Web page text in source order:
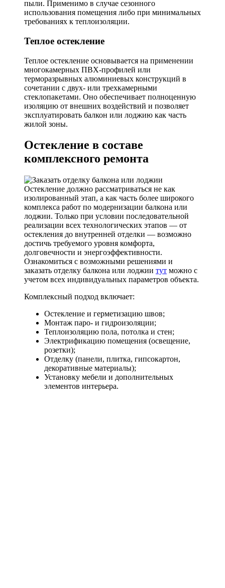
пыли. Применимо в случае сезонного
использования помещения либо при минимальных
требованиях к теплоизоляции.
Теплое остекление
Теплое остекление основывается на применении
многокамерных ПВХ-профилей или
терморазрывных алюминиевых конструкций в
сочетании с двух- или трехкамерными
стеклопакетами. Оно обеспечивает полноценную
изоляцию от внешних воздействий и позволяет
эксплуатировать балкон или лоджию как часть
жилой зоны.
Остекление в составе
комплексного ремонта
Остекление должно рассматриваться не как
изолированный этап, а как часть более широкого
комплекса работ по модернизации балкона или
лоджии. Только при условии последовательной
реализации всех технологических этапов — от
остекления до внутренней отделки — возможно
достичь требуемого уровня комфорта,
долговечности и энергоэффективности.
Ознакомиться с возможными решениями и
заказать отделку балкона или лоджии тут можно с
учетом всех индивидуальных параметров объекта.
Комплексный подход включает:
Остекление и герметизацию швов;
Монтаж паро- и гидроизоляции;
Теплоизоляцию пола, потолка и стен;
Электрификацию помещения (освещение,
розетки);
Отделку (панели, плитка, гипсокартон,
декоративные материалы);
Установку мебели и дополнительных
элементов интерьера.